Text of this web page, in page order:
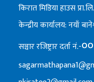
किरात मिडिया हाउस
केन्द्रीय कार्यालय: नयाँ
सञ्चार रजिष्ट्रार दर्ता नं.-